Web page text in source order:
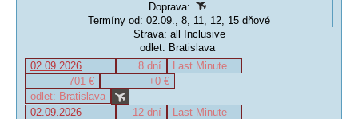
Doprava:
Termíny od: 02.09., 8, 11, 12, 15 dňové
Strava: all Inclusive
odlet: Bratislava
02.09.2026
8 dní
Last Minute
701 €
+0 €
odlet: Bratislava
02.09.2026
12 dní
Last Minute